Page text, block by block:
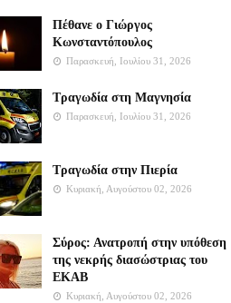
Πέθανε ο Γιώργος
Κωνσταντόπουλος
Παρασκευή, Ιουλίου 31, 2026
Τραγωδία στη Μαγνησία
Παρασκευή, Ιουλίου 31, 2026
Τραγωδία στην Πιερία
Κυριακή, Αυγούστου 02, 2026
Σύρος: Ανατροπή στην υπόθεση
της νεκρής διασώστριας του
ΕΚΑΒ
Κυριακή, Αυγούστου 02, 2026